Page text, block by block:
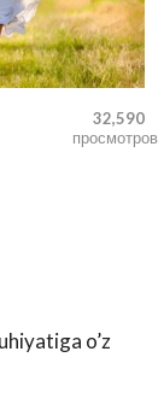
32,590
просмотров
o’z